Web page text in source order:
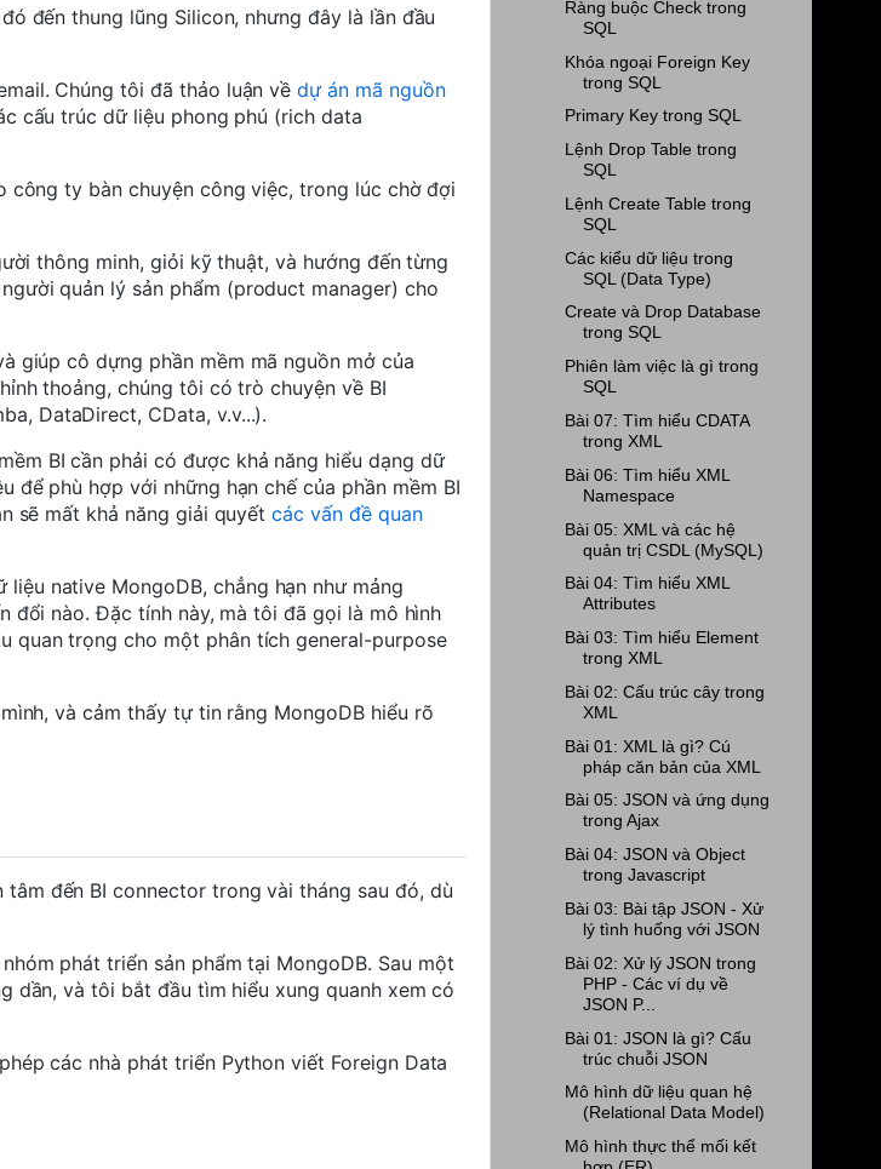
đến thung lũng Silicon, nhưng đây là lần đầu
Chúng tôi đã thảo luận vềdự án mã nguồn
cấu trúc dữ liệu phong phú (rich data
ty bàn chuyện công việc, trong lúc chờ đợi
thông minh, giỏi kỹ thuật, và hướng đến từng
quản lý sản phẩm (product manager) cho
giúp cô dựng phần mềm mã nguồn mở của
thoảng, chúng tôi có trò chuyện về BI
DataDirect, CData, v.v...).
BI cần phải có được khả năng hiểu dạng dữ
phù hợp với những hạn chế của phần mềm BI
sẽ mất khả năng giải quyếtcác vấn đề quan
native MongoDB, chẳng hạn như mảng
đổi nào. Đặc tính này, mà tôi đã gọi là mô hình
quan trọng cho một phân tích general-purpose
và cảm thấy tự tin rằng MongoDB hiểu rõ
đến BI connector trong vài tháng sau đó, dù
phát triển sản phẩm tại MongoDB. Sau một
dần, và tôi bắt đầu tìm hiểu xung quanh xem có
các nhà phát triển Python viết Foreign Data
Ràng buộc Check trong
SQL
Khóa ngoại Foreign Key
trong SQL
Primary Key trong SQL
Lệnh Drop Table trong
SQL
Lệnh Create Table trong
SQL
Các kiểu dữ liệu trong
SQL (Data Type)
Create và Drop Database
trong SQL
Phiên làm việc là gì trong
SQL
Bài 07: Tìm hiểu CDATA
trong XML
Bài 06: Tìm hiểu XML
Namespace
Bài 05: XML và các hệ
quản trị CSDL (MySQL)
Bài 04: Tìm hiểu XML
Attributes
Bài 03: Tìm hiểu Element
trong XML
Bài 02: Cấu trúc cây trong
XML
Bài 01: XML là gì? Cú
pháp căn bản của XML
Bài 05: JSON và ứng dụng
trong Ajax
Bài 04: JSON và Object
trong Javascript
Bài 03: Bài tập JSON - Xử
lý tình huống với JSON
Bài 02: Xử lý JSON trong
PHP - Các ví dụ về
JSON P...
Bài 01: JSON là gì? Cấu
trúc chuỗi JSON
Mô hình dữ liệu quan hệ
(Relational Data Model)
Mô hình thực thể mối kết